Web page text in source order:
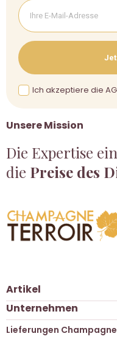
Unsere Mission
Die Expertise
die Preise des
Ich akzeptiere die
Artikel
Unternehmen
Lieferungen